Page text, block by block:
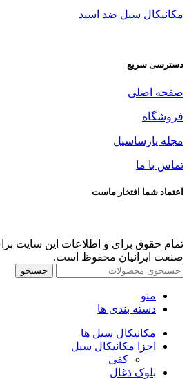
مکانیکال سیل ضد اسید
دسترسی سریع
صفحه اصلی
فروشگاه
مجله پارساسیل
تماس با ما
اعتماد شما افتخار ماست
تمام حقوق برای و اطلاعات این سایت
صنعت ایرانیان محفوظ است.
جستجو
منو
دسته بندی ها
مکانیکال سیل ها
اجزا مکانیکال سیل
کفی
بلوک ذغال